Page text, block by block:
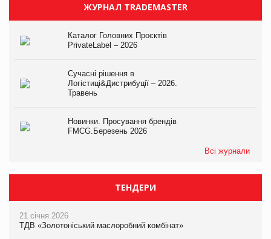
ЖУРНАЛ TRADEMASTER
Каталог Головних Проєктів
PrivateLabel – 2026
Сучасні рішення в
Логістиці&Дистрибуції – 2026.
Травень
Новинки. Просування брендів
FMCG.Березень 2026
Всі журнали
ТЕНДЕРИ
21 січня 2026
ТДВ «Золотоніський маслоробний комбінат»